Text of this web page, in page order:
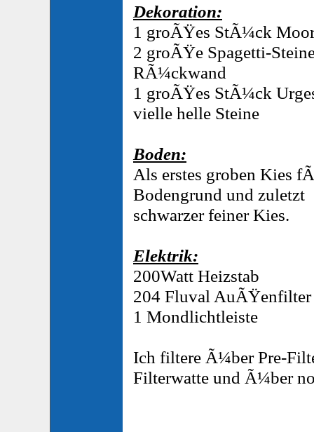
Dekoration:
1 groÃŸes StÃ¼ck
2 groÃŸe Spagetti-
RÃ¼ckwand
1 groÃŸes StÃ¼ck
vielle helle Steine
Boden:
Als erstes groben Kies
Bodengrund und zuletzt
schwarzer feiner Kies.
Elektrik:
200Watt Heizstab
204 Fluval
1 Mondlichtleiste
Ich filtere Ã¼ber Pre-
Filterwatte und Ã¼ber